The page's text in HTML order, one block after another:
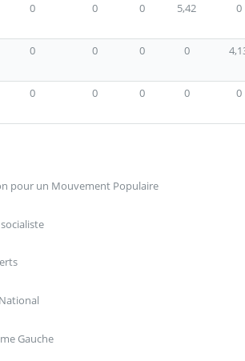
0 0 0 5,42 0
0 0 0 0
0 0 0 0 0
pour un Mouvement Populaire
Gauche